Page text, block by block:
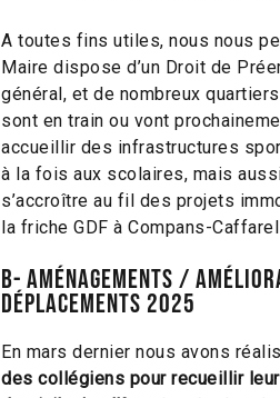
A toutes fins utiles, nous nous
Maire dispose d’un Droit de
général, et de nombreux
sont en train ou vont
accueillir des infrastructures
à la fois aux scolaires, mais
s’accroître au fil des projets
la friche GDF à Compans-
B- Aménagements /
déplacements 2025
En mars dernier nous avons
des collégiens pour recueillir